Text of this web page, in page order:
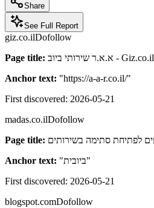
Share
See Full Report
giz.co.ilDofollow
Page title:
א.א.ר שירותי ביוב - Giz.co.il
Anchor text: "https://a-a-r.co.il/"
First discovered: 2026-05-21
madas.co.ilDofollow
Page title:
Anchor text: "ביובית"
First discovered: 2026-05-21
blogspot.comDofollow